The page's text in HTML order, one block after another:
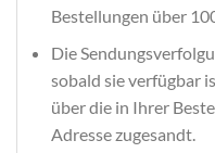
Bestellungen über
Die
sobald sie verfügbar
über die in Ihrer
Adresse zugesandt.